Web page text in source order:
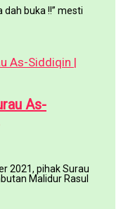
dah buka !!” mesti
As-
2021, pihak Surau
Malidur Rasul